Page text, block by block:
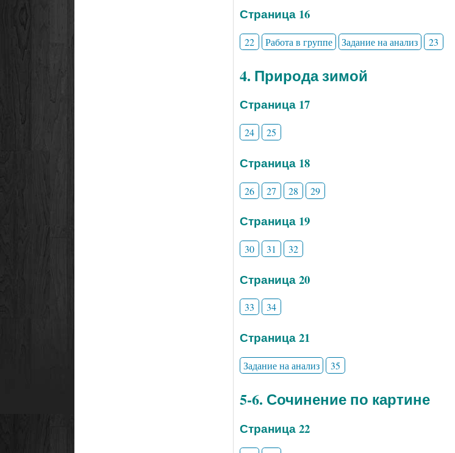
Страница 16
22 Работа в группе Задание на анализ 23
4. Природа зимой
Страница 17
24 25
Страница 18
26 27 28 29
Страница 19
30 31 32
Страница 20
33 34
Страница 21
Задание на анализ 35
5-6. Сочинение по картине
Страница 22